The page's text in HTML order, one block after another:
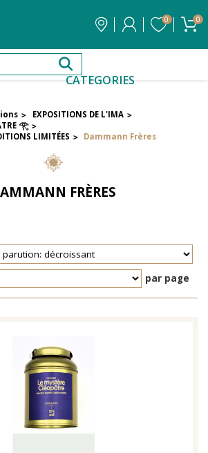
0 0
CATEGORIES
> EXPOSITIONS DE L'IMA >
𓂀 >
LIMITÉES > Dammann Frères
FRÈRES
par page